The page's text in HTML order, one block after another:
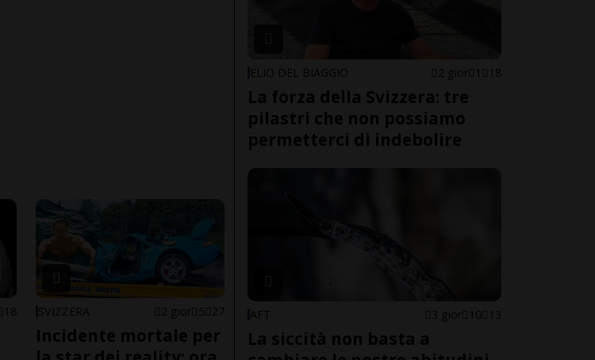
18 SVIZZERA 2 gior 5 27
Incidente mortale per
ELIO DEL BIAGGIO 2 gior 1 18
La forza della Svizzera: tre
pilastri che non possiamo
permetterci di indebolire
AFT 3 gior 10 13
La siccità non basta a